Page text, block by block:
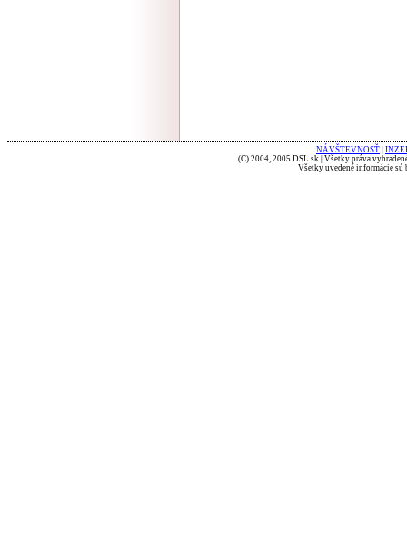
NÁVŠTEVNOSŤ
(C) 2004, 2005 DSL.sk | Všetky práva
Všetky uvedené informácie sú